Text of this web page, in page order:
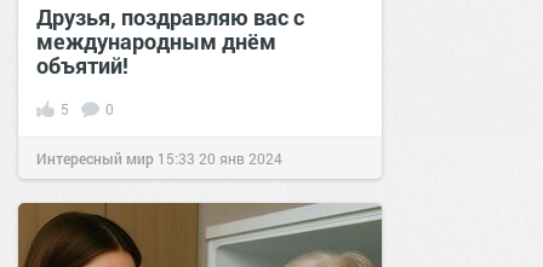
Друзья, поздравляю вас с
международным днём
объятий!
5 0
Интересный мир 15:33 20 янв 2024